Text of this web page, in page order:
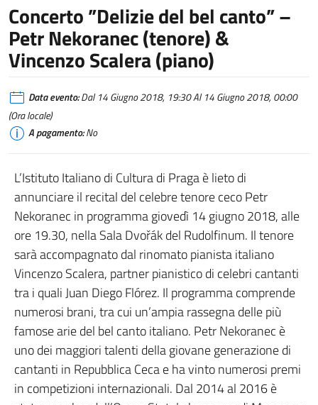
Concerto ”Delizie del bel canto” –
Petr Nekoranec (tenore) &
Vincenzo Scalera (piano)
Data evento:Dal 14 Giugno 2018, 19:30 Al 14 Giugno 2018, 00:00
(Ora locale)
A pagamento:No
L’Istituto Italiano di Cultura di Praga è lieto di
annunciare il recital del celebre tenore ceco Petr
Nekoranec in programma giovedì 14 giugno 2018, alle
ore 19.30, nella Sala Dvořák del Rudolfinum. Il tenore
sarà accompagnato dal rinomato pianista italiano
Vincenzo Scalera, partner pianistico di celebri cantanti
tra i quali Juan Diego Flórez. Il programma comprende
numerosi brani, tra cui un’ampia rassegna delle più
famose arie del bel canto italiano. Petr Nekoranec è
uno dei maggiori talenti della giovane generazione di
cantanti in Repubblica Ceca e ha vinto numerosi premi
in competizioni internazionali. Dal 2014 al 2016 è